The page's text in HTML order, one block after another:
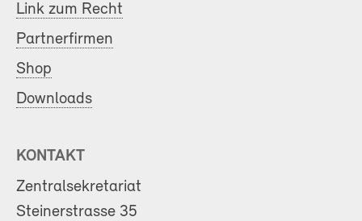
Link zum Recht
Partnerfirmen
Shop
Downloads
KONTAKT
Zentralsekretariat
Steinerstrasse 35